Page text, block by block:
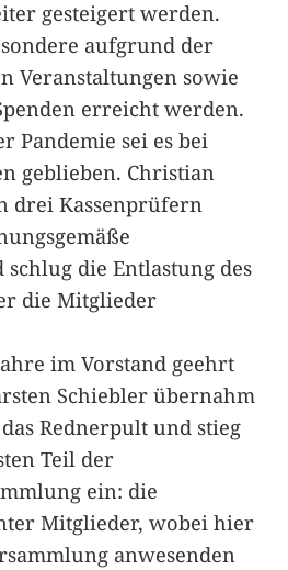
gesteigert werden.
aufgrund der
Veranstaltungen sowie
erreicht werden.
Pandemie sei es bei
geblieben. Christian
drei Kassenprüfern
die Entlastung des
die Mitglieder
im Vorstand geehrt
Schiebler übernahm
Rednerpult und stieg
Teil der
ein: die
Mitglieder, wobei hier
anwesenden